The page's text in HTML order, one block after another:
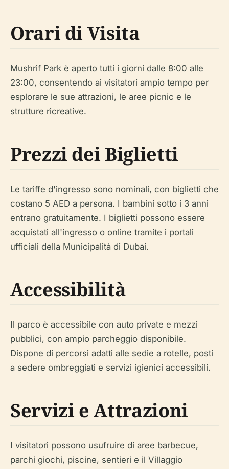
Orari di Visita
Mushrif Park è aperto tutti i giorni dalle 8:00 alle
23:00, consentendo ai visitatori ampio tempo per
esplorare le sue attrazioni, le aree picnic e le
strutture ricreative.
Prezzi dei Biglietti
Le tariffe d'ingresso sono nominali, con biglietti che
costano 5 AED a persona. I bambini sotto i 3 anni
entrano gratuitamente. I biglietti possono essere
acquistati all'ingresso o online tramite i portali
ufficiali della Municipalità di Dubai.
Accessibilità
Il parco è accessibile con auto private e mezzi
pubblici, con ampio parcheggio disponibile.
Dispone di percorsi adatti alle sedie a rotelle, posti
a sedere ombreggiati e servizi igienici accessibili.
Servizi e Attrazioni
I visitatori possono usufruire di aree barbecue,
parchi giochi, piscine, sentieri e il Villaggio